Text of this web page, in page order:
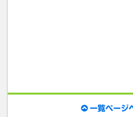
一覧ページ